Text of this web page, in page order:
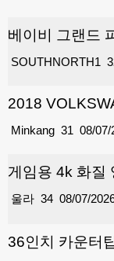
베이비 그랜드
SOUTHNORTH1
2018
31
Minkang 08/07/
게임용 4k 화질
34
울라 08/07/
36인치 카운터